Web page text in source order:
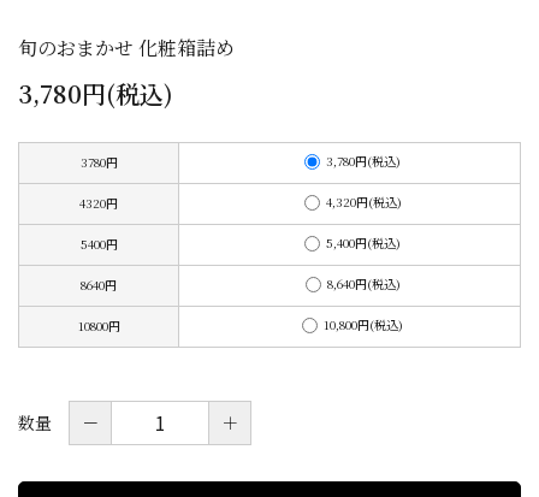
価格から探す
目的から探す
店舗案内
0120-075-493
旬のおまかせ 化粧箱詰め
3,780円(税込)
3780円 3,780円(税込)
4320円 4,320円(税込)
5400円 5,400円(税込)
8640円 8,640円(税込)
10800円 10,800円(税込)
数量 － ＋